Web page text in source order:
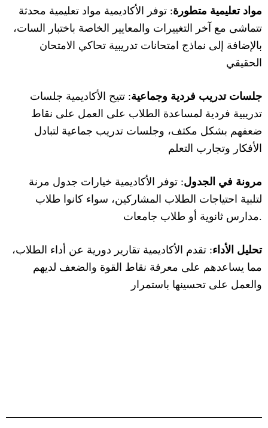
مواد تعليمية متطورة: توفر الأكاديمية مواد تعليمية محدثة
تتماشى مع آخر التغييرات والمعايير الخاصة باختبار السات،
بالإضافة إلى نماذج امتحانات تدريبية تحاكي الامتحان
الحقيقي
جلسات تدريب فردية وجماعية: تتيح الأكاديمية جلسات
تدريبية فردية لمساعدة الطلاب على العمل على نقاط
ضعفهم بشكل مكثف، وجلسات تدريب جماعية لتبادل
الأفكار وتجارب التعلم
مرونة في الجدول: توفر الأكاديمية خيارات جدول مرنة
لتلبية احتياجات الطلاب المشاركين، سواء كانوا طلاب
مدارس ثانوية أو طلاب جامعات.
تحليل الأداء: تقدم الأكاديمية تقارير دورية عن أداء الطلاب،
مما يساعدهم على معرفة نقاط القوة والضعف لديهم
والعمل على تحسينها باستمرار